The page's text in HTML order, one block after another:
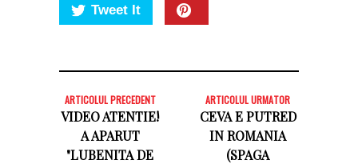
Tweet It
ARTICOLUL PRECEDENT
VIDEO ATENTIE!
A APARUT
"LUBENITA DE
ARTICOLUL URMATOR
CEVA E PUTRED
IN ROMANIA
(SPAGA